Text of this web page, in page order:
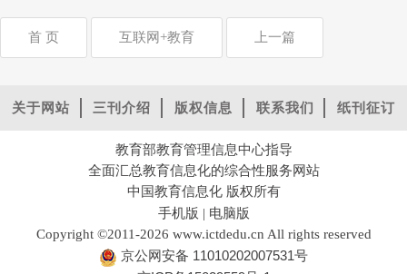
首 页 互联网+教育 上一篇
关于网站 三刊介绍 版权信息 联系我们 纸刊征订
教育部教育管理信息中心指导
全面汇总教育信息化的综合性服务网站
中国教育信息化 版权所有
手机版 | 电脑版
Copyright ©2011-2026 www.ictdedu.cn All rights reserved
京公网安备 11010202007531号